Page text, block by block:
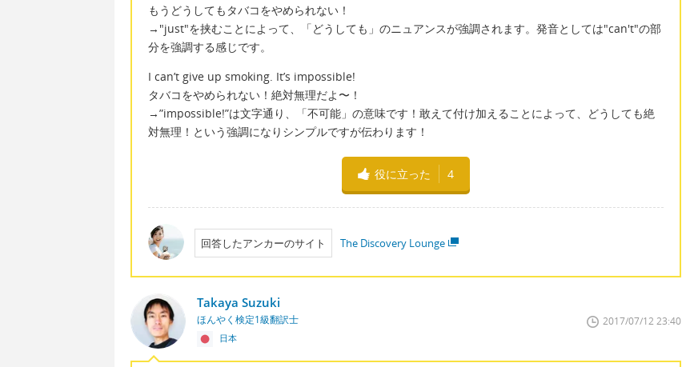
もうどうしてもタバコをやめられない！
→"just"を挟むことによって、「どうしても」のニュアンスが強調されます。発音としては"can't"の部
分を強調する感じです。
I can’t give up smoking. It’s impossible!
タバコをやめられない！絶対無理だよ〜！
→”impossible!”は文字通り、「不可能」の意味です！敢えて付け加えることによって、どうしても絶
対無理！という強調になりシンプルですが伝わります！
役に立った 4
回答したアンカーのサイト The Discovery Lounge
Takaya Suzuki
ほんやく検定1級翻訳士
日本
2017/07/12 23:40